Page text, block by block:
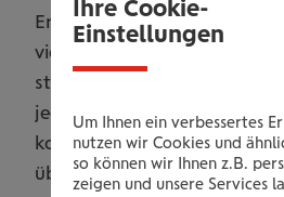
Erkundung einer
vielseitigen Region. Als
stehen Gästen zwischen 1.
jeden Jahres viele
kostenfrei zur Verfügung
über den Museumseintritt
Ihre Cookie-
Einstellungen
Um Ihnen ein verbessertes
nutzen wir Cookies und
so können wir Ihnen z.B.
zeigen und unsere Services